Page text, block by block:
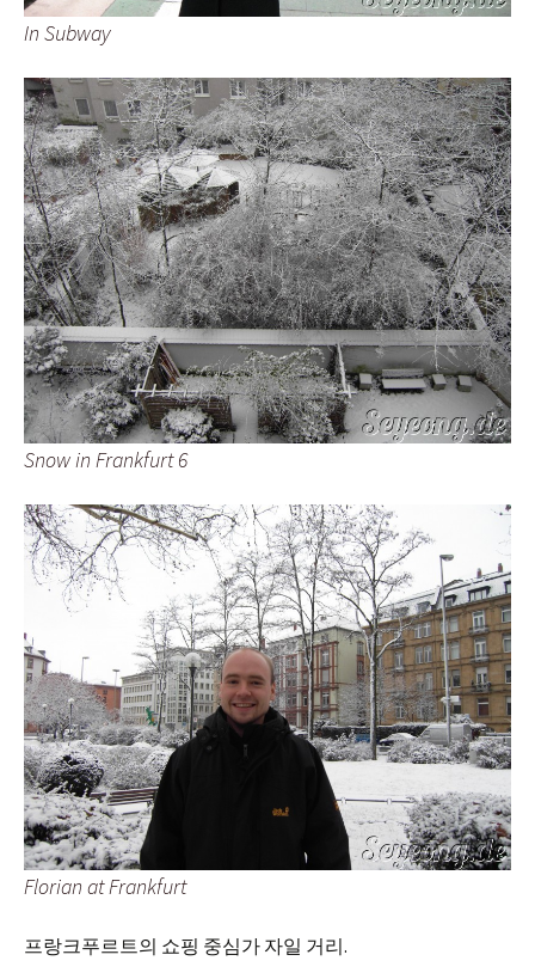
In Subway
Snow in Frankfurt 6
Florian at Frankfurt
프랑크푸르트의 쇼핑 중심가 자일 거리.